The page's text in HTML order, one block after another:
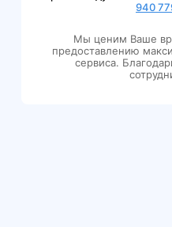
940
Мы ценим Ваше
предоставлению
сервиса.